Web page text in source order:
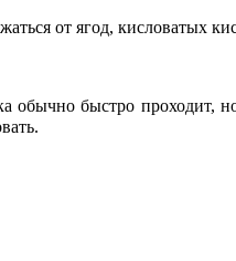
от ягод, кисловатых
обычно быстро проходит,